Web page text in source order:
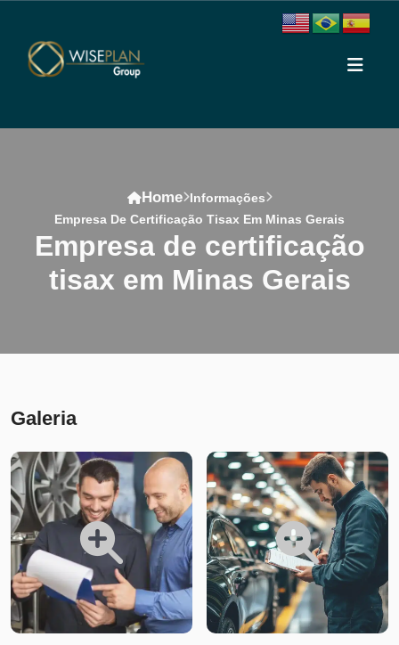
Home Informações
Empresa De Certificação Tisax Em Minas Gerais
empresa de certificação
tisax em Minas Gerais
Galeria